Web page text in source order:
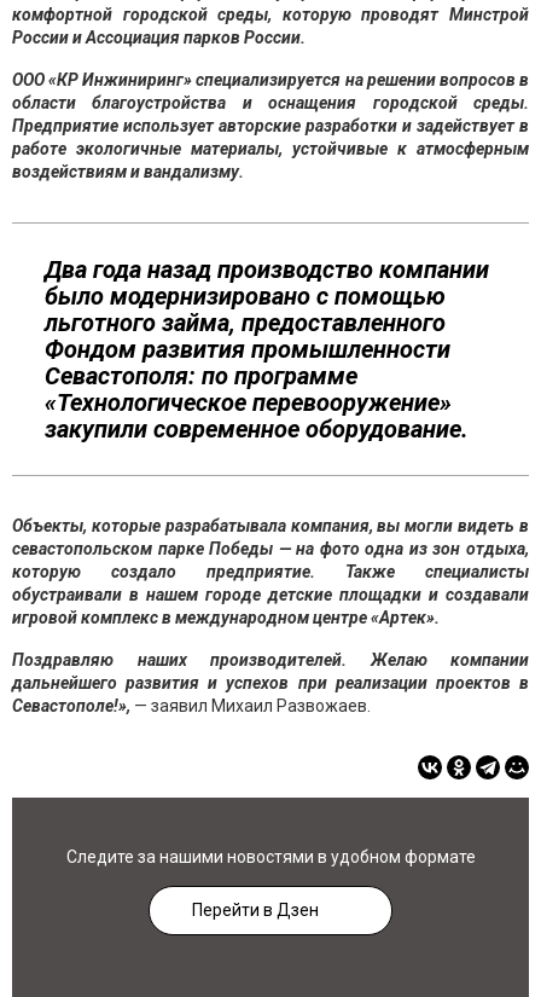
комфортной городской среды, которую проводят Минстрой
России и Ассоциация парков России.
ООО «КР Инжиниринг» специализируется на решении вопросов в
области благоустройства и оснащения городской среды.
Предприятие использует авторские разработки и задействует в
работе экологичные материалы, устойчивые к атмосферным
воздействиям и вандализму.
Два года назад производство компании
было модернизировано с помощью
льготного займа, предоставленного
Фондом развития промышленности
Севастополя: по программе
«Технологическое перевооружение»
закупили современное оборудование.
Объекты, которые разрабатывала компания, вы могли видеть в
севастопольском парке Победы — на фото одна из зон отдыха,
которую создало предприятие. Также специалисты
обустраивали в нашем городе детские площадки и создавали
игровой комплекс в международном центре «Артек».
Поздравляю наших производителей. Желаю компании
дальнейшего развития и успехов при реализации проектов в
Севастополе!», — заявил Михаил Развожаев.
Следите за нашими новостями в удобном формате
Перейти в Дзен